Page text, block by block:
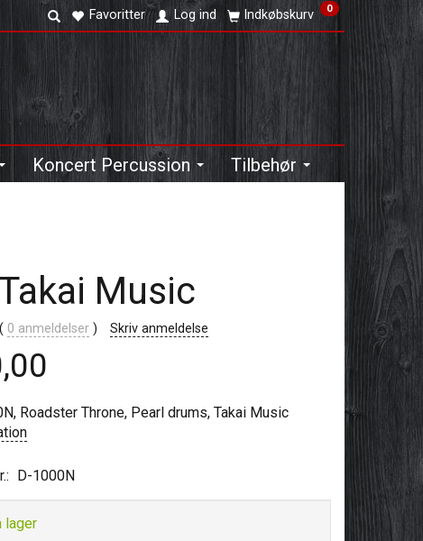
Favoritter Log ind Indkøbskurv 0
Koncert Percussion Tilbehør
Music
0 anmeldelser Skriv anmeldelse
Roadster Throne, Pearl drums, Takai Music
D-1000N
lager